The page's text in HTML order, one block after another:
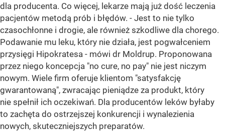
dla producenta. Co więcej, lekarze mają już dość leczenia
pacjentów metodą prób i błędów. - Jest to nie tylko
czasochłonne i drogie, ale również szkodliwe dla chorego.
Podawanie mu leku, który nie działa, jest pogwałceniem
przysięgi Hipokratesa - mówi dr Moldrup. Proponowana
przez niego koncepcja "no cure, no pay" nie jest niczym
nowym. Wiele firm oferuje klientom "satysfakcję
gwarantowaną", zwracając pieniądze za produkt, który
nie spełnił ich oczekiwań. Dla producentów leków byłaby
to zachęta do ostrzejszej konkurencji i wynalezienia
nowych, skuteczniejszych preparatów.